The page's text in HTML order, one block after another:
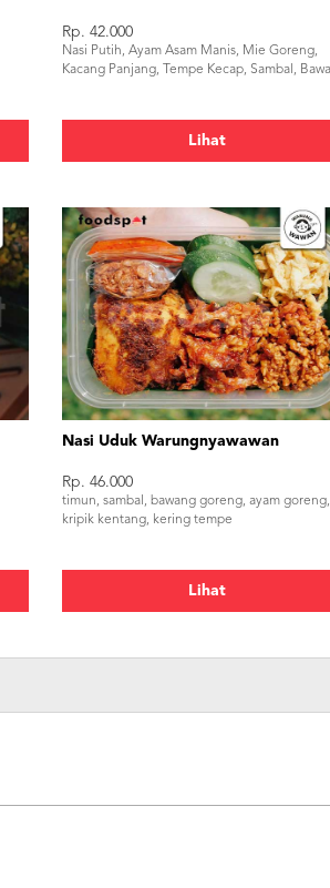
Rp. 42.000
Nasi Putih, Ayam Asam Manis, Mie Goreng,
Kacang Panjang, Tempe Kecap, Sambal,
Lihat
Nasi Uduk Warungnyawawan
Rp. 46.000
timun, sambal, bawang goreng, ayam goreng,
kripik kentang, kering tempe
Lihat